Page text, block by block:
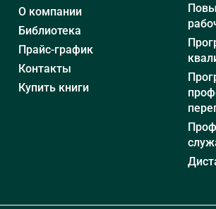
О компании
Библиотека
Прайс-график
Контакты
Купить книги